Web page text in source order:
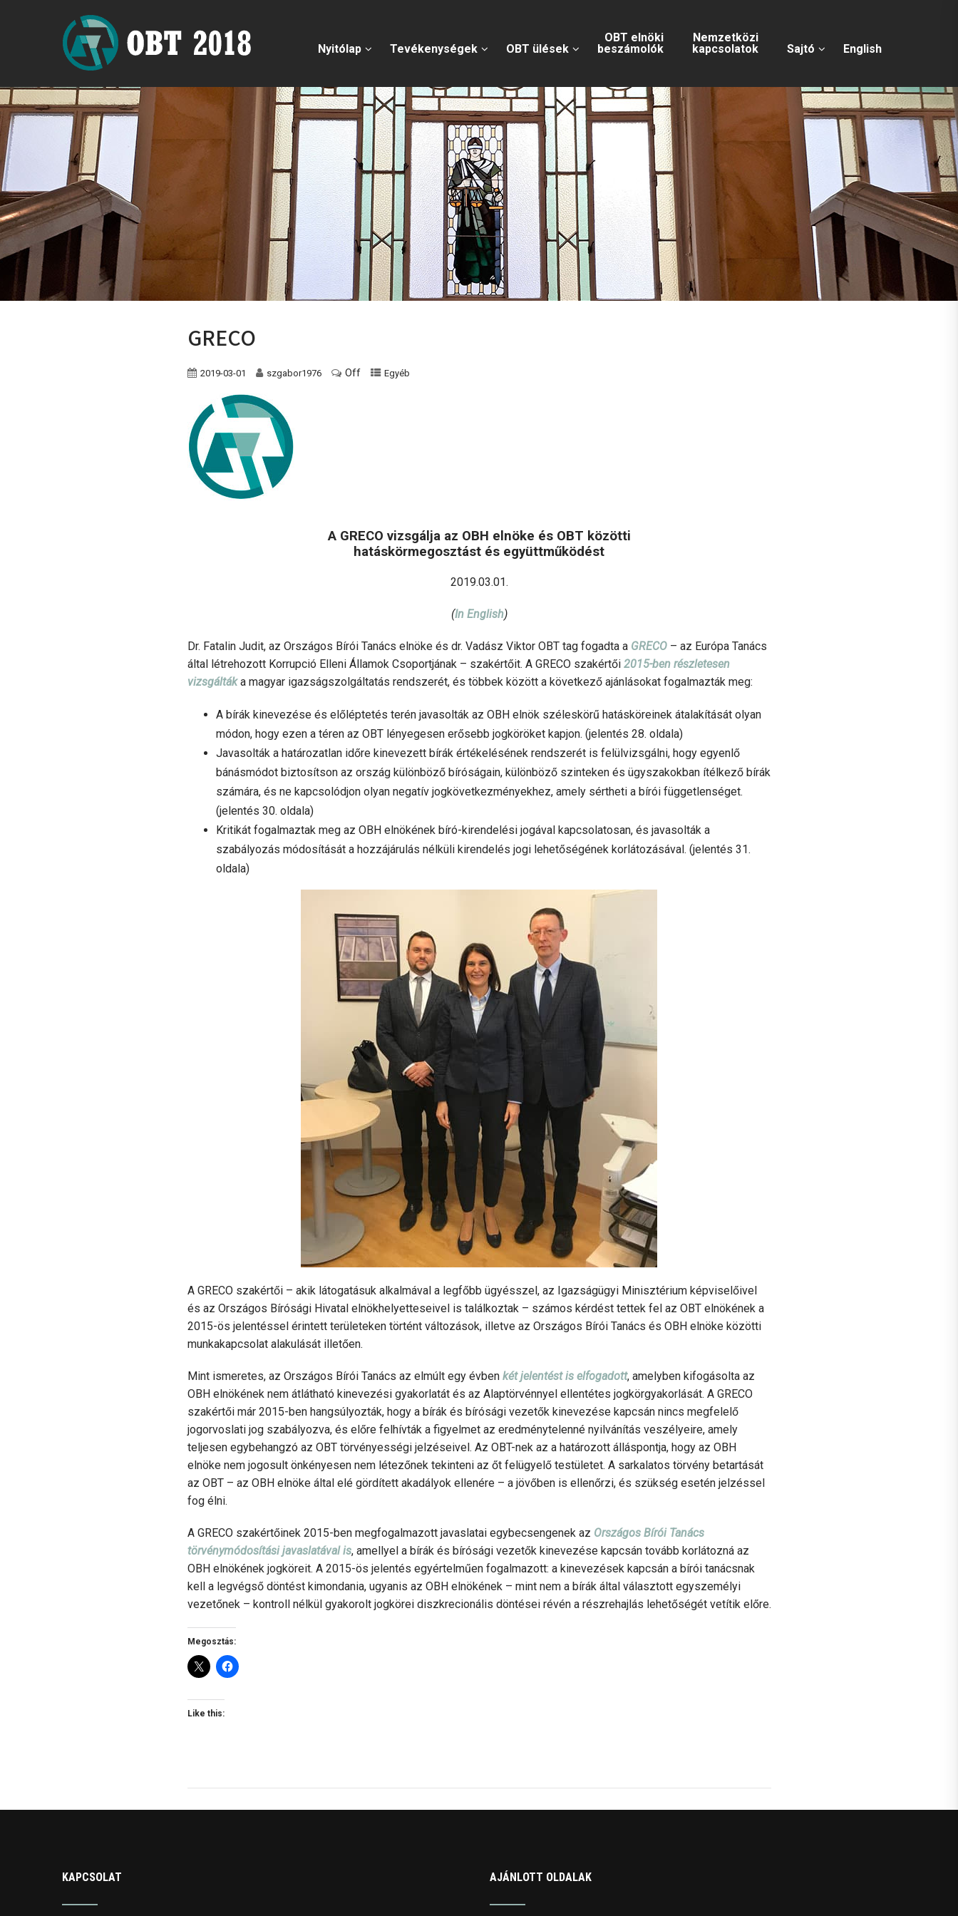
Nyitólap Tevékenységek OBT ülések
OBT elnöki
beszámolók
Nemzetközi
kapcsolatok
Sajtó English
GRECO
2019-03-01 szgabor1976 Off Egyéb
A GRECO vizsgálja az OBH elnöke és OBT közötti
hatáskörmegosztást és együttműködést
2019.03.01.
(In English)
Dr. Fatalin Judit, az Országos Bírói Tanács elnöke és dr. Vadász Viktor OBT tag fogadta a GRECO– az Európa Tanács
által létrehozott Korrupció Elleni Államok Csoportjának – szakértőit. A GRECO szakértői 2015-ben részletesen
vizsgáltáka magyar igazságszolgáltatás rendszerét, és többek között a következő ajánlásokat fogalmazták meg:
A bírák kinevezése és előléptetés terén javasolták az OBH elnök széleskörű hatásköreinek átalakítását olyan
módon, hogy ezen a téren az OBT lényegesen erősebb jogköröket kapjon. (jelentés 28. oldala)
Javasolták a határozatlan időre kinevezett bírák értékelésének rendszerét is felülvizsgálni, hogy egyenlő
bánásmódot biztosítson az ország különböző bíróságain, különböző szinteken és ügyszakokban ítélkező bírák
számára, és ne kapcsolódjon olyan negatív jogkövetkezményekhez, amely sértheti a bírói függetlenséget.
(jelentés 30. oldala)
Kritikát fogalmaztak meg az OBH elnökének bíró-kirendelési jogával kapcsolatosan, és javasolták a
szabályozás módosítását a hozzájárulás nélküli kirendelés jogi lehetőségének korlátozásával. (jelentés 31.
oldala)
A GRECO szakértői – akik látogatásuk alkalmával a legfőbb ügyésszel, az Igazságügyi Minisztérium képviselőivel
és az Országos Bírósági Hivatal elnökhelyetteseivel is találkoztak – számos kérdést tettek fel az OBT elnökének a
2015-ös jelentéssel érintett területeken történt változások, illetve az Országos Bírói Tanács és OBH elnöke közötti
munkakapcsolat alakulását illetően.
Mint ismeretes, az Országos Bírói Tanács az elmúlt egy évben két jelentést is elfogadott, amelyben kifogásolta az
OBH elnökének nem átlátható kinevezési gyakorlatát és az Alaptörvénnyel ellentétes jogkörgyakorlását. A GRECO
szakértői már 2015-ben hangsúlyozták, hogy a bírák és bírósági vezetők kinevezése kapcsán nincs megfelelő
jogorvoslati jog szabályozva, és előre felhívták a figyelmet az eredménytelenné nyilvánítás veszélyeire, amely
teljesen egybehangzó az OBT törvényességi jelzéseivel. Az OBT-nek az a határozott álláspontja, hogy az OBH
elnöke nem jogosult önkényesen nem létezőnek tekinteni az őt felügyelő testületet. A sarkalatos törvény betartását
az OBT – az OBH elnöke által elé gördített akadályok ellenére – a jövőben is ellenőrzi, és szükség esetén jelzéssel
fog élni.
A GRECO szakértőinek 2015-ben megfogalmazott javaslatai egybecsengenek az Országos Bírói Tanács
törvénymódosítási javaslatával is, amellyel a bírák és bírósági vezetők kinevezése kapcsán tovább korlátozná az
OBH elnökének jogköreit. A 2015-ös jelentés egyértelműen fogalmazott: a kinevezések kapcsán a bírói tanácsnak
kell a legvégső döntést kimondania, ugyanis az OBH elnökének – mint nem a bírák által választott egyszemélyi
vezetőnek – kontroll nélkül gyakorolt jogkörei diszkrecionális döntései révén a részrehajlás lehetőségét vetítik előre.
Megosztás:
Like this:
KAPCSOLAT AJÁNLOTT OLDALAK